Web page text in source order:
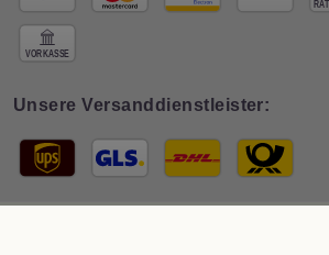
Unsere Versanddienstleister: